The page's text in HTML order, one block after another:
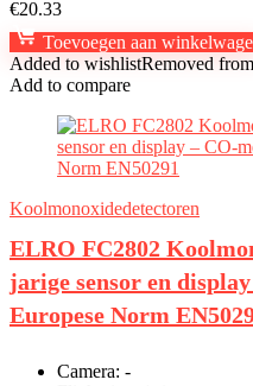
€20.33
Toevoegen aan
Added to wishlistRemoved
Add to compare
Koolmonoxidedetectoren
ELRO FC2802
jarige sensor en
Europese Norm
Camera: -